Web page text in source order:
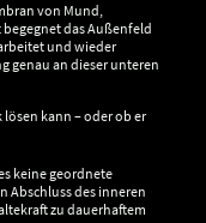
von Mund,
begegnet das Außenfeld
und wieder
genau an dieser unteren
kann – oder ob er
keine geordnete
Abschluss des inneren
zu dauerhaftem